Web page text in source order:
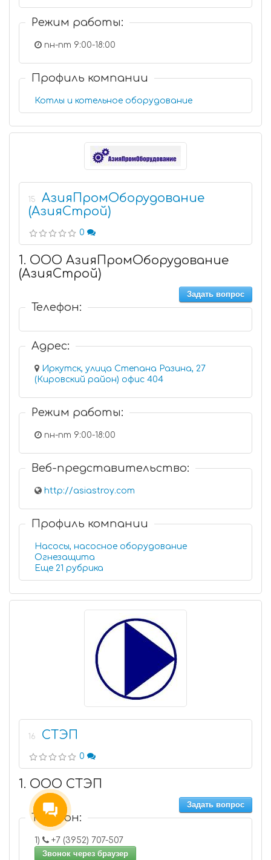
Режим работы:
пн-пт 9:00-18:00
Профиль компании
Котлы и котельное оборудование
15
АзияПромОборудование
(АзияСтрой)
0
1. ООО АзияПромОборудование
(АзияСтрой)
Задать вопрос
Телефон:
Адрес:
Иркутск, улица Степана Разина, 27
(Кировский район) офис 404
Режим работы:
пн-пт 9:00-18:00
Веб-представительство:
http://asiastroy.com
Профиль компании
Насосы, насосное оборудование
Огнезащита
Еще 21 рубрика
16 СТЭП
0
1. ООО СТЭП
Задать вопрос
Телефон:
1)
+7 (3952) 707-507
Звонок через браузер